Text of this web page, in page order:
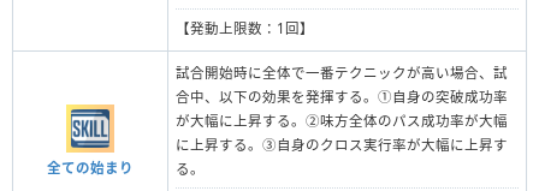
【発動上限数：1回】
全ての始まり
試合開始時に全体で一番テクニックが高い場合、試
合中、以下の効果を発揮する。①自身の突破成功率
が大幅に上昇する。②味方全体のパス成功率が大幅
に上昇する。③自身のクロス実行率が大幅に上昇す
る。